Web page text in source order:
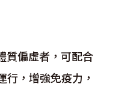
質偏虛者，可配合
行，增強免疫力，